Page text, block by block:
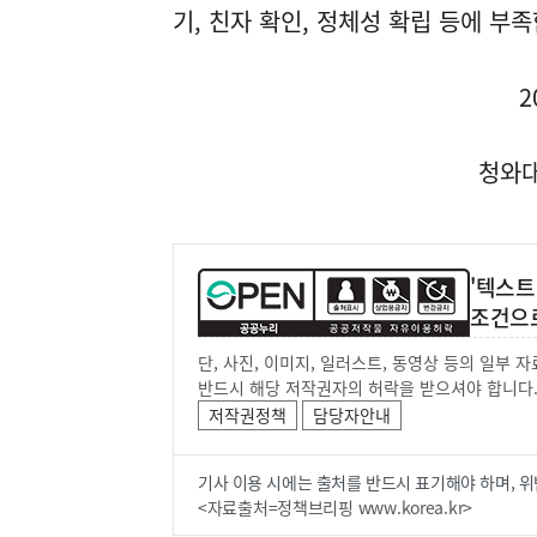
기, 친자 확인, 정체성 확립 등에 부
청와
'텍스
조건
단, 사진, 이미지, 일러스트, 동영상 등의 일부
반드시 해당 저작권자의 허락을 받으셔야 합니다.
저작권정책
담당자안내
기사 이용 시에는 출처를 반드시 표기해야 하며,
<자료출처=정책브리핑 www.korea.kr>